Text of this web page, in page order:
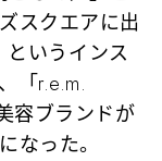
スクエアに出
というインス
「r.e.m.
容ブランドが
なった。